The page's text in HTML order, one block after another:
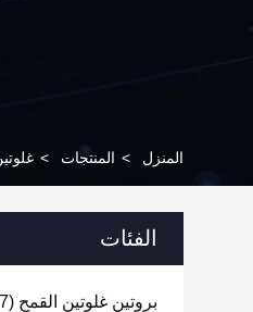
المنزل > المنتجات >
الفئات
بروتين غلوتين القمح (77)